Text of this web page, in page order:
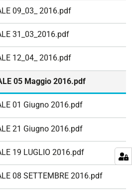
09_03_ 2016.pdf
31_03_2016.pdf
12_04_ 2016.pdf
05 Maggio 2016.pdf
01 Giugno 2016.pdf
21 Giugno 2016.pdf
19 LUGLIO 2016.pdf
08 SETTEMBRE 2016.pdf